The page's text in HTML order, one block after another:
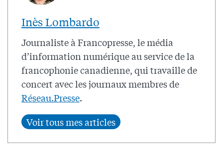
Inès Lombardo
Journaliste à Francopresse, le média
d’information numérique au service de la
francophonie canadienne, qui travaille de
concert avec les journaux membres de
Réseau.Presse.